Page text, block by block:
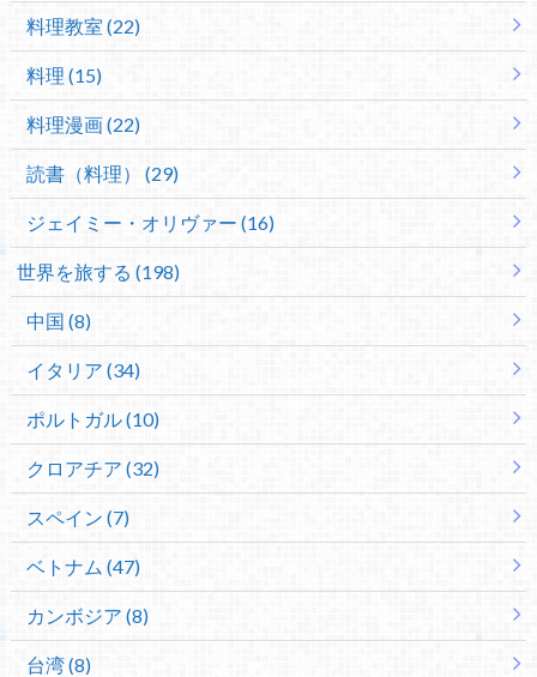
料理教室 (22)
料理 (15)
料理漫画 (22)
読書（料理） (29)
ジェイミー・オリヴァー (16)
世界を旅する (198)
中国 (8)
イタリア (34)
ポルトガル (10)
クロアチア (32)
スペイン (7)
ベトナム (47)
カンボジア (8)
台湾 (8)